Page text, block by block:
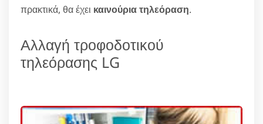
πρακτικά, θα έχει καινούρια τηλεόραση.
Αλλαγή τροφοδοτικού
τηλεόρασης LG